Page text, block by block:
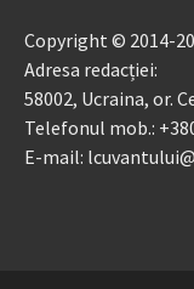
Copyright © 2014-
Adresa redacției:
58002, Ucraina, or.
Telefonul mob.:
E-mail: